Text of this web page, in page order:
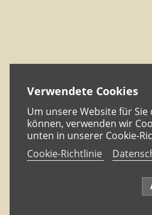
Verwendete Cookies
Um unsere Website für
können, verwenden wir
unten in unserer Cookie-
Cookie-Richtlinie